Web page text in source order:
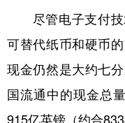
尽管电子支付技
可替代纸币和硬币
现金仍然是大约七
国流通中的现金总
915亿英镑（约合